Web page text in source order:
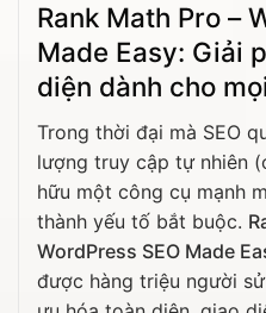
Rank Math Pro –
Made Easy: Giải
diện dành cho
Trong thời đại mà SEO
lượng truy cập tự nhiên
hữu một công cụ mạnh
thành yếu tố bắt buộc.
WordPress SEO Made
được hàng triệu người